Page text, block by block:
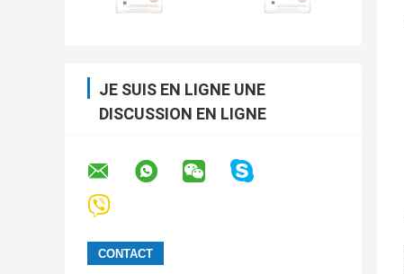
JE SUIS EN LIGNE UNE
DISCUSSION EN LIGNE